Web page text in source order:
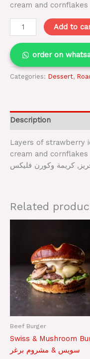
cream and cornflakes
Add to
order on
Categories: Dessert,
Description
Layers of strawberry
cream and cornflakes
كريمة وكورن فليكس
Related
Beef Burger
Swiss & Mushroom
سويس & مشروم برغر